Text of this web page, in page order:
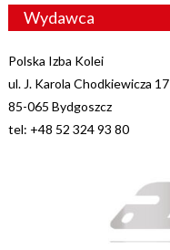
Wydawca
Polska Izba Kolei
ul. J. Karola Chodkiewicza 17
85-065 Bydgoszcz
tel: +48 52 324 93 80